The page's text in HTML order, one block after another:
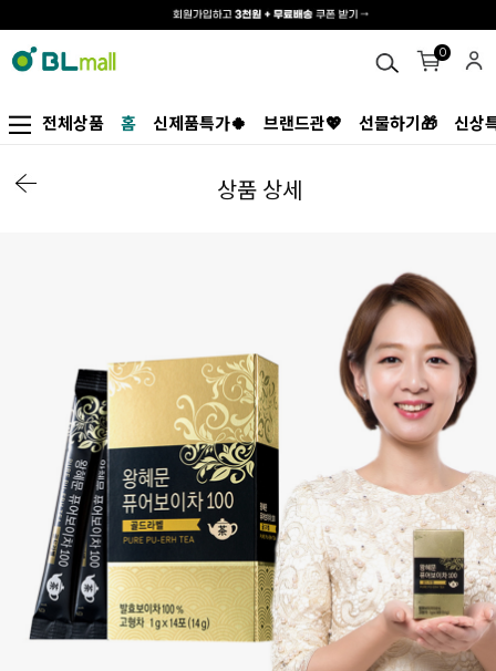
0
전체상품 홈 신제품특가🍀 브랜드관💖 선물하기🎁 신상
상품 상세